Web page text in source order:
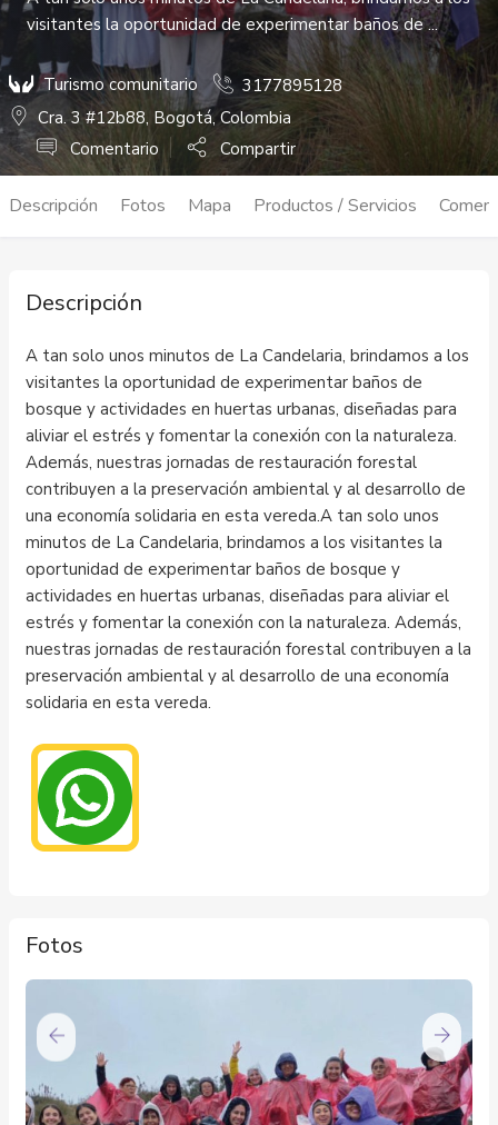
visitantes la oportunidad de experimentar baños de ...
Turismo comunitario
3177895128
Cra. 3 #12b88, Bogotá, Colombia
Comentario
Compartir
Descripción Fotos Mapa Productos / Servicios
Descripción
A tan solo unos minutos de La Candelaria, brindamos a los
visitantes la oportunidad de experimentar baños de
bosque y actividades en huertas urbanas, diseñadas para
aliviar el estrés y fomentar la conexión con la naturaleza.
Además, nuestras jornadas de restauración forestal
contribuyen a la preservación ambiental y al desarrollo de
una economía solidaria en esta vereda.A tan solo unos
minutos de La Candelaria, brindamos a los visitantes la
oportunidad de experimentar baños de bosque y
actividades en huertas urbanas, diseñadas para aliviar el
estrés y fomentar la conexión con la naturaleza. Además,
nuestras jornadas de restauración forestal contribuyen a la
preservación ambiental y al desarrollo de una economía
solidaria en esta vereda.
Fotos